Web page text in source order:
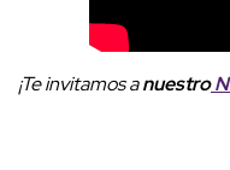
¡Te invitamos anuestro